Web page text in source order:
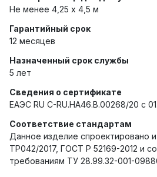
Не менее 4,25 х 4,5 м
Гарантийный срок
12 месяцев
Назначенный срок службы
5 лет
Сведения о сертификате
ЕАЭС RU C-RU.HA46.B.00268/20 с
Соответствие стандартам
Данное изделие спроектировано
ТР042/2017, ГОСТ Р 52169-2012 и
требованиям ТУ 28.99.32-001-